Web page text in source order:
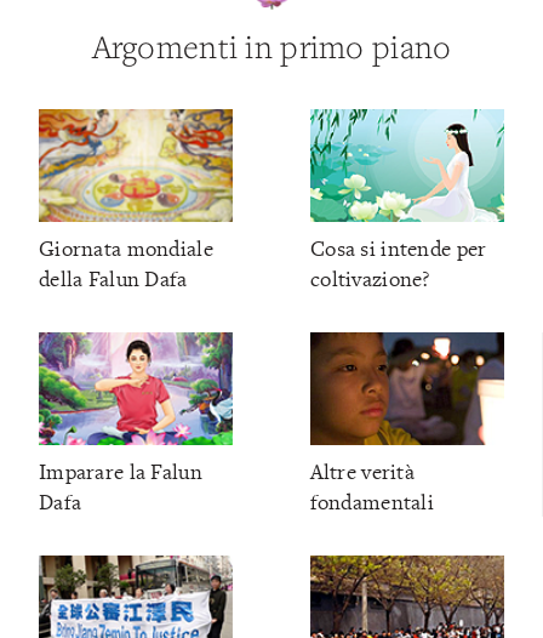
Argomenti in primo piano
Giornata mondiale
della Falun Dafa
Cosa si intende per
coltivazione?
Imparare la Falun
Dafa
Altre verità
fondamentali